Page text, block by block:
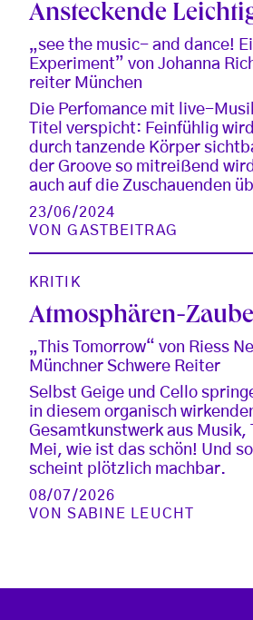
Ansteckende
„see the music- and dance!
Experiment” von Johanna
reiter München
Die Perfomance mit live-
Titel verspicht: Feinfühlig
durch tanzende Körper
der Groove so mitreißend
auch auf die Zuschauenden
23/06/2024
VONGASTBEITRAG
KRITIK
Atmosphären-
„This Tomorrow“ von Riess
Münchner Schwere Reiter
Selbst Geige und Cello
in diesem organisch
Gesamtkunstwerk aus Musik,
Mei, wie ist das schön! Und
scheint plötzlich machbar.
08/07/2026
VONSABINE LEUCHT